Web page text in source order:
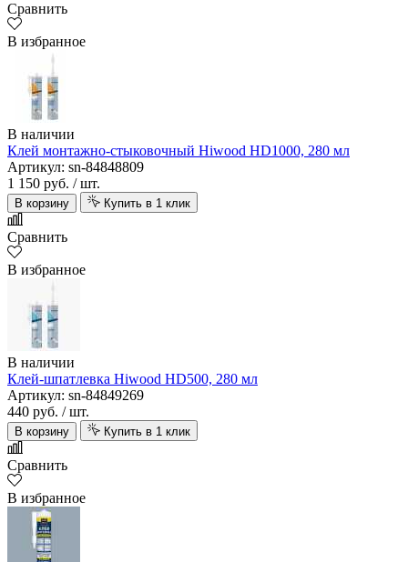
Сравнить
В избранное
В наличии
Клей монтажно-стыковочный Hiwood HD1000, 280 мл
Артикул: sn-84848809
1 150 руб. / шт.
В корзину Купить в 1 клик
Сравнить
В избранное
В наличии
Клей-шпатлевка Hiwood HD500, 280 мл
Артикул: sn-84849269
440 руб. / шт.
В корзину Купить в 1 клик
Сравнить
В избранное